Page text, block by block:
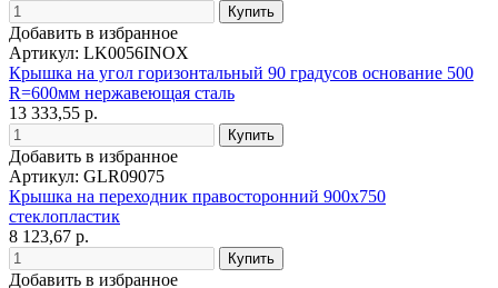
Добавить в избранное
Артикул: LK0056INOX
Крышка на угол горизонтальный 90 градусов основание 500
R=600мм нержавеющая сталь
13 333,55 р.
Добавить в избранное
Артикул: GLR09075
Крышка на переходник правосторонний 900х750
стеклопластик
8 123,67 р.
Добавить в избранное